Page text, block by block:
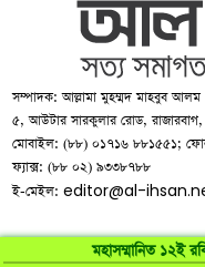
মহাসম্মানিত ১২ই
সম্পাদক: আল্লামা মুহম্মদ মাহবুব আলম
৫, আউটার সারকুলার রোড, রাজারবাগ,
মোবাইল: (৮৮) ০১৭১৬ ৮৮১৫৫১;
ফ্যাক্স: (৮৮ ০২) ৯৩৩৮৭৮৮
ই-মেইল:editor@al-